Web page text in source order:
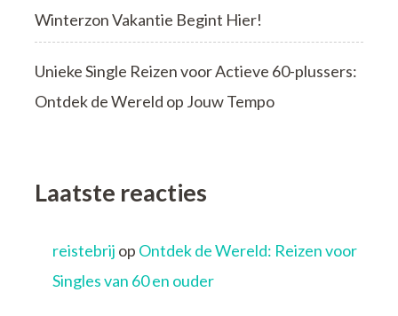
Winterzon Vakantie Begint Hier!
Unieke Single Reizen voor Actieve 60-plussers:
Ontdek de Wereld op Jouw Tempo
Laatste reacties
reistebrij op Ontdek de Wereld: Reizen voor
Singles van 60 en ouder